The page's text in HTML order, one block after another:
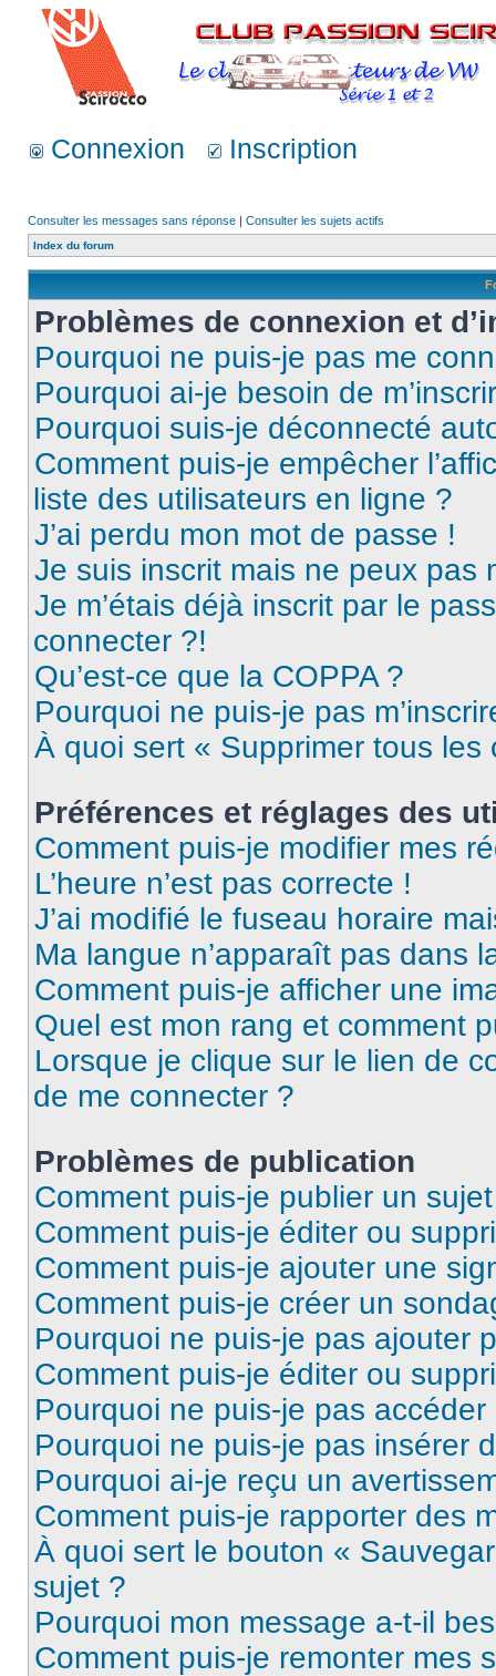
Connexion Inscription
Consulter les messages sans réponse | Consulter les sujets actifs
Index du forum
Problèmes de connexion et
Pourquoi ne puis-je pas me
Pourquoi ai-je besoin de
Pourquoi suis-je déconnecté
Comment puis-je empêcher
liste des utilisateurs en ligne ?
J’ai perdu mon mot de passe !
Je suis inscrit mais ne peux pas
Je m’étais déjà inscrit par le
connecter ?!
Qu’est-ce que la COPPA ?
Pourquoi ne puis-je pas
À quoi sert « Supprimer tous les
Préférences et réglages des
Comment puis-je modifier mes
L’heure n’est pas correcte !
J’ai modifié le fuseau horaire
Ma langue n’apparaît pas dans
Comment puis-je afficher une
Quel est mon rang et comment
Lorsque je clique sur le lien de
de me connecter ?
Problèmes de publication
Comment puis-je publier un
Comment puis-je éditer ou
Comment puis-je ajouter une
Comment puis-je créer un
Pourquoi ne puis-je pas ajouter
Comment puis-je éditer ou
Pourquoi ne puis-je pas
Pourquoi ne puis-je pas insérer
Pourquoi ai-je reçu un
Comment puis-je rapporter des
À quoi sert le bouton «
sujet ?
Pourquoi mon message a-t-il
Comment puis-je remonter mes